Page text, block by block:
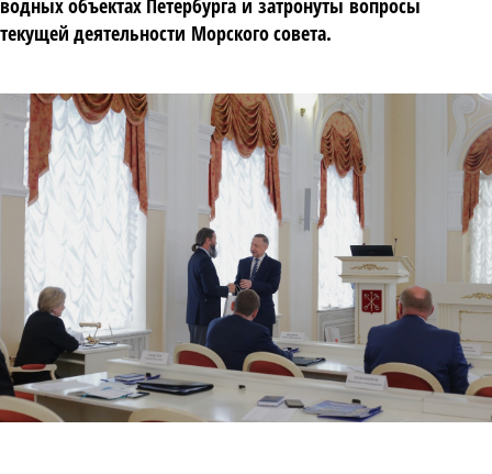
водных объектах Петербурга и затронуты вопросы
текущей деятельности Морского совета.